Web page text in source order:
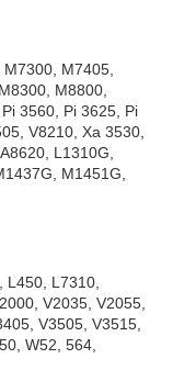
M7405,
M8800,
3560, Pi 3625, Pi
V8210, Xa 3530,
L1310G,
M1451G,
L450, L7310,
V2035, V2055,
V3505, V3515,
W52, 564,